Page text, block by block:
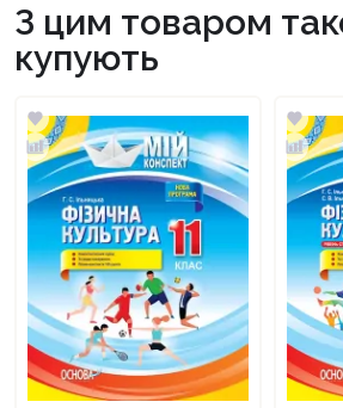
З цим товаром
купують